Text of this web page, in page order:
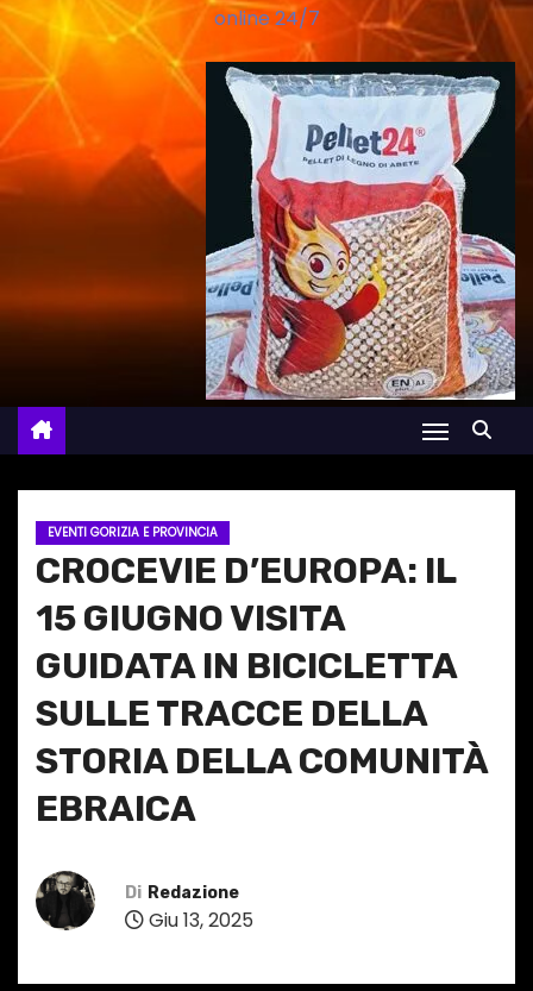
online 24/7
EVENTI GORIZIA E PROVINCIA
CROCEVIE D’EUROPA: IL
15 GIUGNO VISITA
GUIDATA IN BICICLETTA
SULLE TRACCE DELLA
STORIA DELLA COMUNITÀ
EBRAICA
Di Redazione
Giu 13, 2025